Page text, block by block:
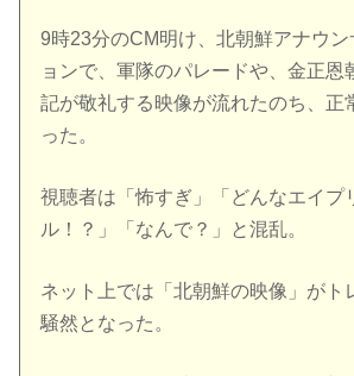
9時23分のCM明け、北朝鮮アナウ
ョンで、軍隊のパレードや、金正恩
記が敬礼する映像が流れたのち、正
った。
視聴者は「怖すぎ」「どんなエイプ
ル！？」「なんで？」と混乱。
ネット上では「北朝鮮の映像」がト
騒然となった。